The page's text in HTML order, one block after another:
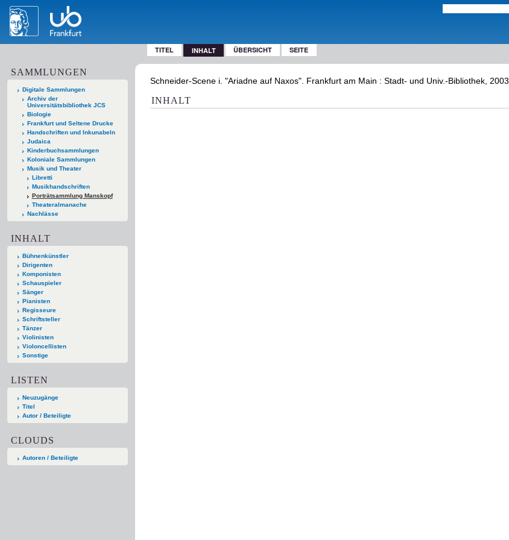
TITEL INHALT ÜBERSICHT SEITE
SAMMLUNGEN
Digitale Sammlungen
Archiv der
Universitätsbibliothek JCS
Biologie
Frankfurt und Seltene Drucke
Handschriften und Inkunabeln
Judaica
Kinderbuchsammlungen
Koloniale Sammlungen
Musik und Theater
Libretti
Musikhandschriften
Porträtsammlung Manskopf
Theateralmanache
Nachlässe
INHALT
Bühnenkünstler
Dirigenten
Komponisten
Schauspieler
Sänger
Pianisten
Regisseure
Schriftsteller
Tänzer
Violinisten
Violoncellisten
Sonstige
LISTEN
Neuzugänge
Titel
Autor / Beteiligte
CLOUDS
Autoren / Beteiligte
Schneider-Scene i. "Ariadne auf Naxos". Frankfurt am Main : Stadt- und Univ.-Bibliothek, 2003
INHALT